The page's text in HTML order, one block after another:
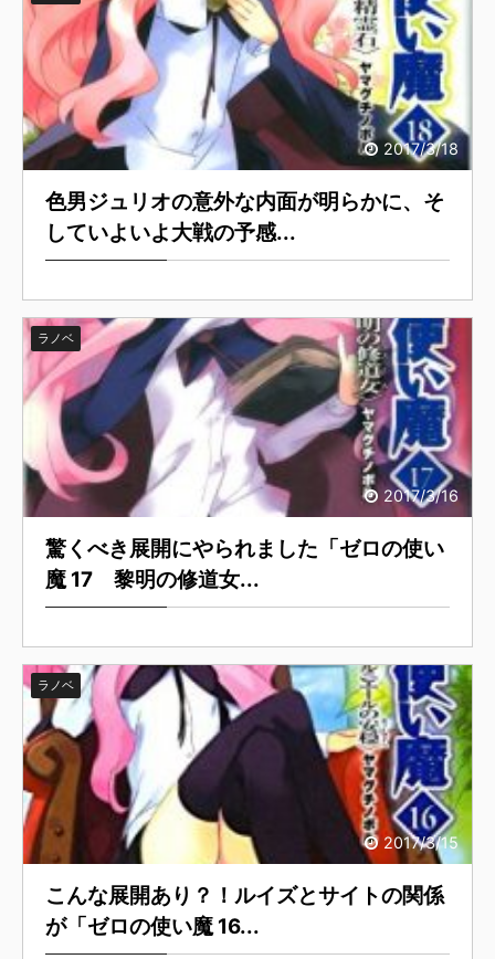
2017/3/18
色男ジュリオの意外な内面が明らかに、そ
していよいよ大戦の予感...
2017/3/16
ラノベ
驚くべき展開にやられました「ゼロの使い
魔 17 黎明の修道女...
2017/3/15
ラノベ
こんな展開あり？！ルイズとサイトの関係
が「ゼロの使い魔 16...